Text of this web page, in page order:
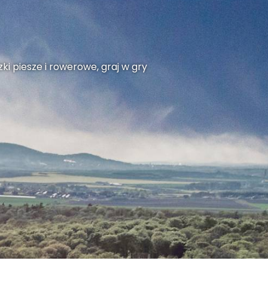
piesze i rowerowe, graj w gry